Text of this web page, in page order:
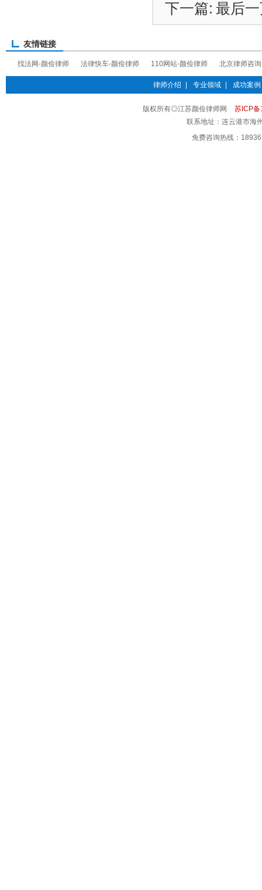
下一篇: 最后
友情链接
找法网-颜俭律师 法律快车-颜俭律师 110网站-颜俭律师 北京律师咨询
律师介绍 专业领域 成功案例
版权所有◎江苏颜俭律师网
苏ICP
联系地址：连云港市海
免费咨询热线：